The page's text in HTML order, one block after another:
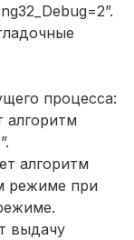
процесса:
алгоритм
алгоритм
режиме при
выдачу